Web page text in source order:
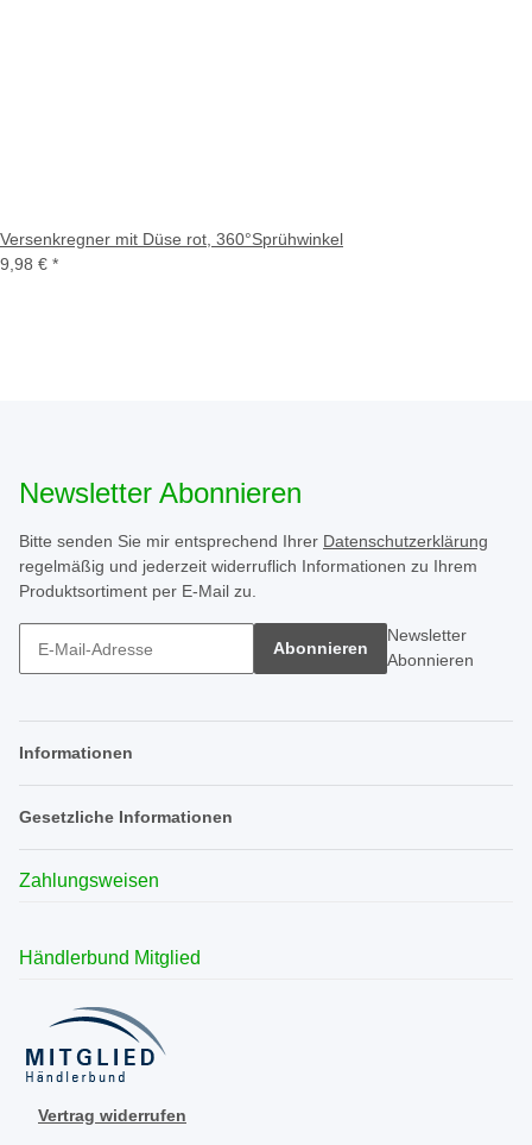
Versenkregner mit Düse rot, 360°Sprühwinkel
9,98 € *
Newsletter Abonnieren
Bitte senden Sie mir entsprechend Ihrer Datenschutzerklärung
regelmäßig und jederzeit widerruflich Informationen zu Ihrem
Produktsortiment per E-Mail zu.
Abonnieren
Newsletter
Abonnieren
Informationen
Gesetzliche Informationen
Zahlungsweisen
Händlerbund Mitglied
Vertrag widerrufen